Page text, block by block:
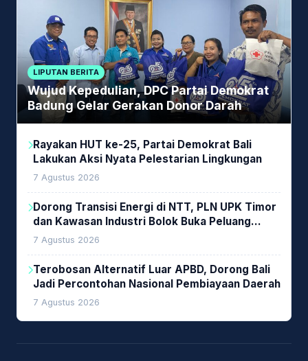
LIPUTAN BERITA
Wujud Kepedulian, DPC Partai Demokrat
Badung Gelar Gerakan Donor Darah
Rayakan HUT ke-25, Partai Demokrat Bali
Lakukan Aksi Nyata Pelestarian Lingkungan
7 Agustus 2026
Dorong Transisi Energi di NTT, PLN UPK Timor
dan Kawasan Industri Bolok Buka Peluang
Investasi Woodchip untuk Cofiring PLTU Bolok
7 Agustus 2026
Terobosan Alternatif Luar APBD, Dorong Bali
Jadi Percontohan Nasional Pembiayaan Daerah
7 Agustus 2026